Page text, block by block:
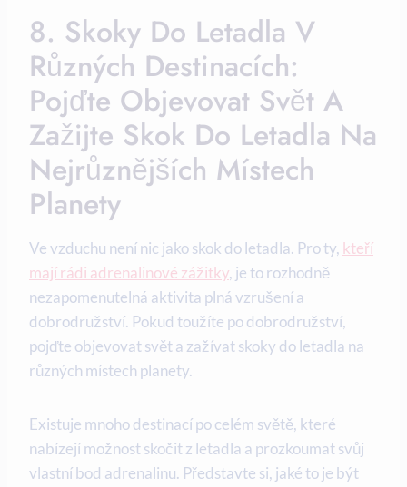
8. Skoky Do Letadla V
Různých Destinacích:
Pojďte Objevovat Svět A
Zažijte Skok Do Letadla Na
Nejrůznějších Místech
Planety
Ve vzduchu není nic jako skok do letadla. Pro ty, kteří
mají rádi adrenalinové zážitky, je to rozhodně
nezapomenutelná aktivita plná vzrušení a
dobrodružství. Pokud toužíte po dobrodružství,
pojďte objevovat svět a zažívat skoky do letadla na
různých místech planety.
Existuje mnoho destinací po celém světě, které
nabízejí možnost skočit z letadla a prozkoumat svůj
vlastní bod adrenalinu. Představte si, jaké to je být